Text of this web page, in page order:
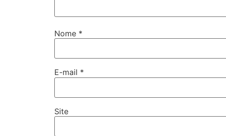
Nome *
E-mail *
Site